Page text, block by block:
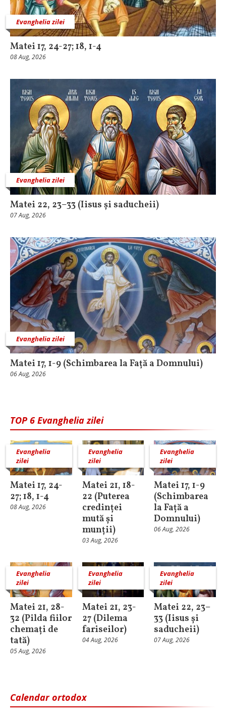
Evanghelia zilei
Matei 17, 24-27; 18, 1-4
08 Aug, 2026
Evanghelia zilei
Matei 22, 23–33 (Iisus și saducheii)
07 Aug, 2026
Evanghelia zilei
Matei 17, 1-9 (Schimbarea la Față a Domnului)
06 Aug, 2026
TOP 6 Evanghelia zilei
Evanghelia
zilei
Matei 17, 24-
27; 18, 1-4
08 Aug, 2026
Evanghelia
zilei
Matei 21, 18-
22 (Puterea
credinței
mută și
munții)
03 Aug, 2026
Evanghelia
zilei
Matei 17, 1-9
(Schimbarea
la Față a
Domnului)
06 Aug, 2026
Evanghelia
zilei
Matei 21, 28-
32 (Pilda fiilor
chemați de
tată)
05 Aug, 2026
Evanghelia
zilei
Matei 21, 23-
27 (Dilema
fariseilor)
04 Aug, 2026
Evanghelia
zilei
Matei 22, 23–
33 (Iisus și
saducheii)
07 Aug, 2026
Calendar ortodox